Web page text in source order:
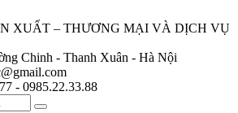
XUẤT – THƯƠNG MẠI VÀ DỊCH VỤ
Chinh - Thanh Xuân - Hà Nội
- 0985.22.33.88